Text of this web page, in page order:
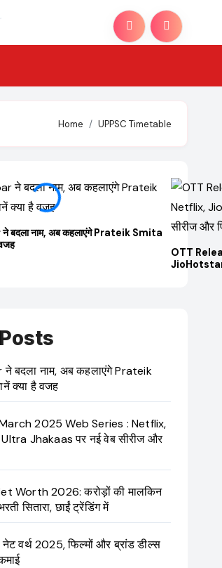
Home UPPSC Timetable
नाम, अब कहलाएंगे Prateik Smita
OTT
JioHotstar
बदला नाम, अब कहलाएंगे Prateik
क्या है वजह
2025 Web Series : Netflix,
Jhakaas पर नई वेब सीरीज और
Worth 2026: करोड़ों की मालकिन
सितारा, छाईं ट्रेंडिंग में
नेट वर्थ 2025, फिल्मों और ब्रांड डील्स